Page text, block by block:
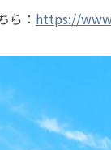
ら： https://